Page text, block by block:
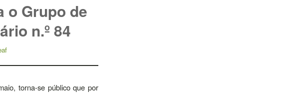
o Grupo de
n.º 84
torna-se público que por